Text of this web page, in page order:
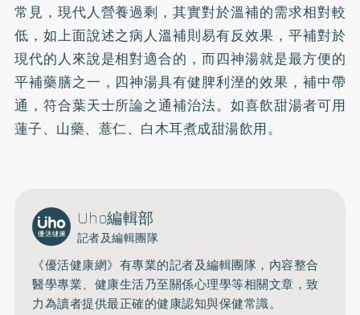
常見，現代人營養過剩，其實對於溫補的需求相對較
低，如上面說述之病人溫補則易有反效果，平補對於
現代的人來說是相對適合的，而四神湯就是最方便的
平補藥膳之一，四神湯具有健脾利溼的效果，補中帶
通，符合葉天士所論之通補治法。如喜飲甜湯者可用
蓮子、山藥、薏仁、白木耳煮成甜湯飲用。
Uho編輯部
記者及編輯團隊
《優活健康網》有專業的記者及編輯團隊，內容整合
醫學專業、健康生活乃至關係心理學等相關文章，致
力為讀者提供最正確的健康認知與保健常識。